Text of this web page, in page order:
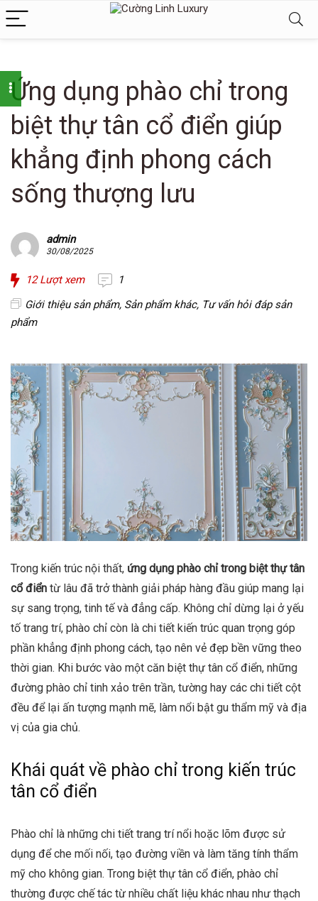
Ứng dụng phào chỉ trong
biệt thự tân cổ điển giúp
khẳng định phong cách
sống thượng lưu
admin
30/08/2025
12Lượt xem
1
Giới thiệu sản phẩm, Sản phẩm khác, Tư vấn hỏi đáp sản
phẩm
Trong kiến trúc nội thất, ứng dụng phào chỉ trong biệt thự tân
cổ điển từ lâu đã trở thành giải pháp hàng đầu giúp mang lại
sự sang trọng, tinh tế và đẳng cấp. Không chỉ dừng lại ở yếu
tố trang trí, phào chỉ còn là chi tiết kiến trúc quan trọng góp
phần khẳng định phong cách, tạo nên vẻ đẹp bền vững theo
thời gian. Khi bước vào một căn biệt thự tân cổ điển, những
đường phào chỉ tinh xảo trên trần, tường hay các chi tiết cột
đều để lại ấn tượng mạnh mẽ, làm nổi bật gu thẩm mỹ và địa
vị của gia chủ.
Khái quát về phào chỉ trong kiến trúc
tân cổ điển
Phào chỉ là những chi tiết trang trí nổi hoặc lõm được sử
dụng để che mối nối, tạo đường viền và làm tăng tính thẩm
mỹ cho không gian. Trong biệt thự tân cổ điển, phào chỉ
thường được chế tác từ nhiều chất liệu khác nhau như thạch